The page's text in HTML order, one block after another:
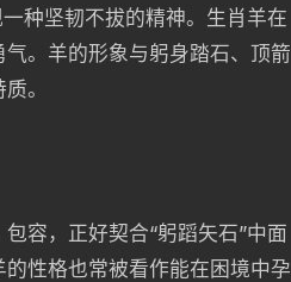
种坚韧不拔的精神。生肖羊在
。羊的形象与躬身踏石、顶箭
。
容，正好契合“躬蹈矢石”中面
性格也常被看作能在困境中孕